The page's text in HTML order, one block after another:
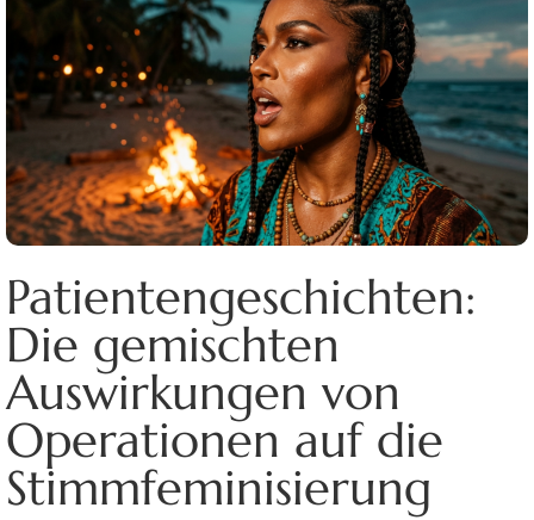
Patientengeschichten:
Die gemischten
Auswirkungen von
Operationen auf die
Stimmfeminisierung